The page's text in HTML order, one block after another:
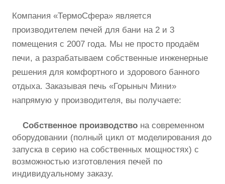
Компания «ТермоСфера» является
производителем печей для бани на 2 и 3
помещения с 2007 года. Мы не просто продаём
печи, а разрабатываем собственные инженерные
решения для комфортного и здорового банного
отдыха. Заказывая печь «Горыныч Мини»
напрямую у производителя, вы получаете:
Собственное производство на современном
оборудовании (полный цикл от моделирования до
запуска в серию на собственных мощностях) с
возможностью изготовления печей по
индивидуальному заказу.